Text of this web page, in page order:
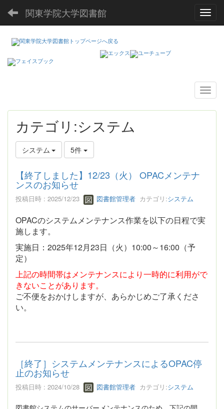
関東学院大学図書館
カテゴリ:システム
システム 5件
【終了しました】12/23（火） OPACメンテナ
ンスのお知らせ
投稿日時 : 2025/12/23 図書館管理者 カテゴリ:システム
OPACのシステムメンテナンス作業を以下の日程で実
施します。
実施日：2025年12月23日（火）10:00～16:00（予
定）
上記の時間帯はメンテナンスにより一時的に利用がで
きないことがあります。
ご不便をおかけしますが、あらかじめご了承くださ
い。
［終了］システムメンテナンスによるOPAC停
止のお知らせ
投稿日時 : 2024/10/28 図書館管理者 カテゴリ:システム